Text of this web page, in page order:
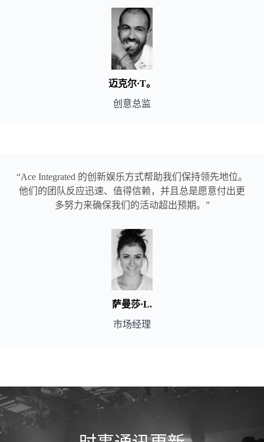
迈克尔·T。
创意总监
“Ace Integrated 的创新娱乐方式帮助我们保持领先地位。
他们的团队反应迅速、值得信赖，并且总是愿意付出更
多努力来确保我们的活动超出预期。”
萨曼莎·L.
市场经理